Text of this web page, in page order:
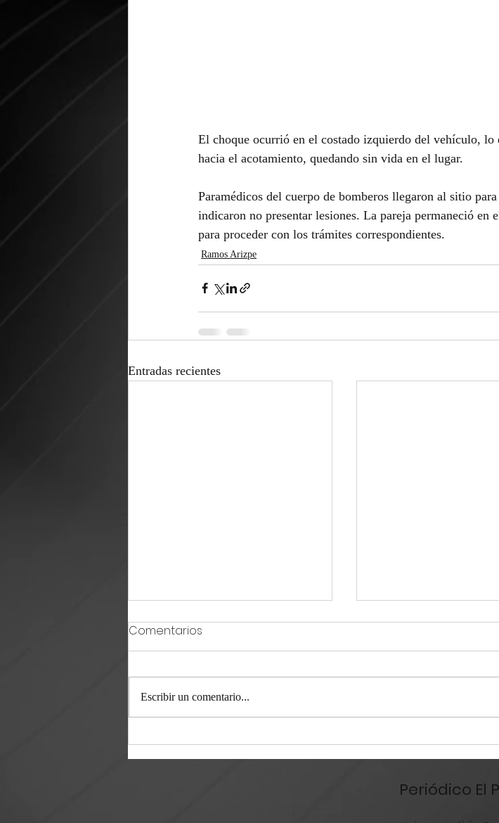
El choque ocurrió en el costado izquierdo del vehículo,
hacia el acotamiento, quedando sin vida en el lugar.
Paramédicos del cuerpo de bomberos llegaron al sitio
indicaron no presentar lesiones. La pareja permaneció en
para proceder con los trámites correspondientes.
Ramos Arizpe
Entradas recientes
Crecen grupos de
seguridad por WhatsApp
Alertan a 80
riesgo de
Comentarios
Escribir un comentario...
Periódico El